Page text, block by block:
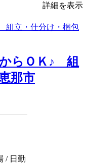
詳細を表示
らＯＫ♪ 組
那市
/ 日勤